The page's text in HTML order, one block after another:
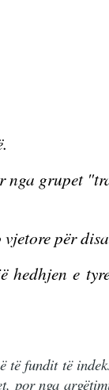
nga grupet
për
e
të fundit të
por nga